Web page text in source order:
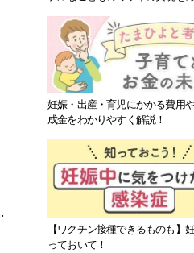
妊娠・出産・育児にかかる費用
成金をわかりやすく解説！
【ワクチン接種できるものも】
っておいて！